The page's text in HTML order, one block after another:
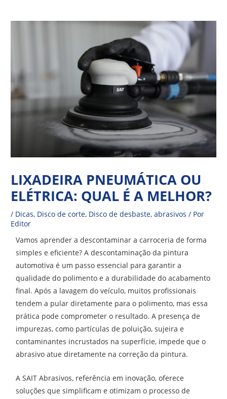
para
LIXADEIRA PNEUMÁTICA OU
ELÉTRICA: QUAL É A MELHOR?
/ Dicas, Disco de corte, Disco de desbaste,abrasivos / Por
Editor
Vamos aprender a descontaminar a carroceria de forma
simples e eficiente?A descontaminação da pintura
automotiva é um passo essencial para garantir a
qualidade do polimento e a durabilidade do acabamento
final. Após a lavagem do veículo, muitos profissionais
tendem a pular diretamente para o polimento, mas essa
prática pode comprometer o resultado. A presença de
impurezas, como partículas de poluição, sujeira e
contaminantes incrustados na superfície, impede que o
abrasivo atue diretamente na correção da pintura.
A SAIT Abrasivos, referência em inovação, oferece
soluções que simplificam e otimizam o processo de